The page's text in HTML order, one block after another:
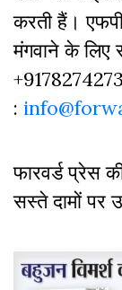
करती हैं।
मंगवाने के लिए
:
फारवर्ड प्रेस
सस्ते दामों पर